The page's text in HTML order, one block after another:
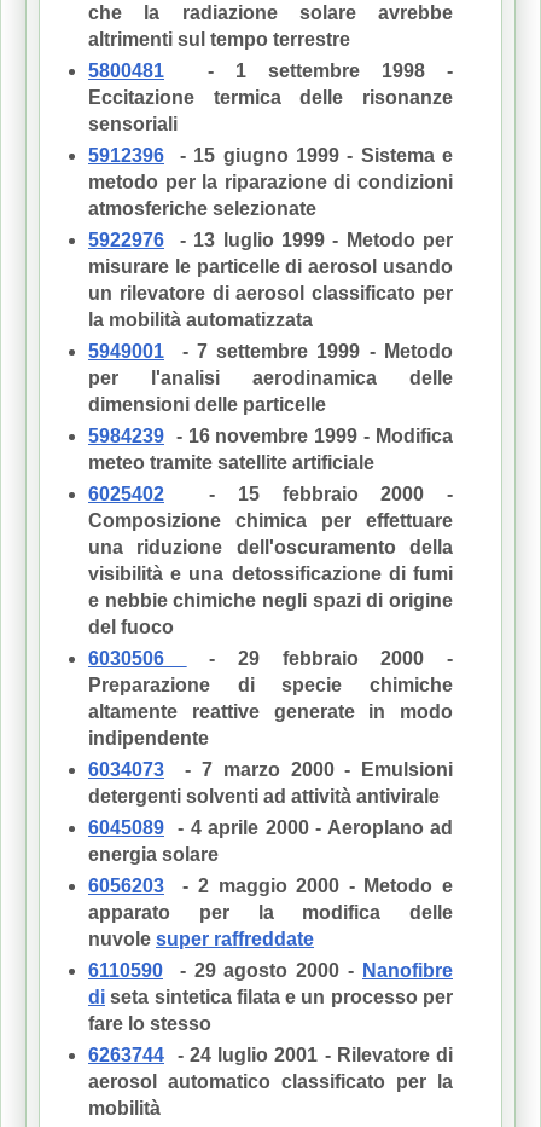
che la radiazione solare avrebbe
altrimenti sul tempo terrestre
5800481 - 1 settembre 1998 -
Eccitazione termica delle risonanze
sensoriali
5912396 - 15 giugno 1999 - Sistema e
metodo per la riparazione di condizioni
atmosferiche selezionate
5922976 - 13 luglio 1999 - Metodo per
misurare le particelle di aerosol usando
un rilevatore di aerosol classificato per
la mobilità automatizzata
5949001 - 7 settembre 1999 - Metodo
per l'analisi aerodinamica delle
dimensioni delle particelle
5984239 - 16 novembre 1999 - Modifica
meteo tramite satellite artificiale
6025402 - 15 febbraio 2000 -
Composizione chimica per effettuare
una riduzione dell'oscuramento della
visibilità e una detossificazione di fumi
e nebbie chimiche negli spazi di origine
del fuoco
6030506
- 29 febbraio 2000 -
Preparazione di specie chimiche
altamente reattive generate in modo
indipendente
6034073 - 7 marzo 2000 - Emulsioni
detergenti solventi ad attività antivirale
6045089 - 4 aprile 2000 - Aeroplano ad
energia solare
6056203 - 2 maggio 2000 - Metodo e
apparato per la modifica delle
nuvole super raffreddate
6110590 - 29 agosto 2000 - Nanofibre
di seta sintetica filata e un processo per
fare lo stesso
6263744 - 24 luglio 2001 - Rilevatore di
aerosol automatico classificato per la
mobilità